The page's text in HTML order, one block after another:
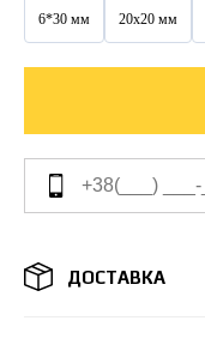
6*30 мм 20х20 мм
ДОСТАВКА